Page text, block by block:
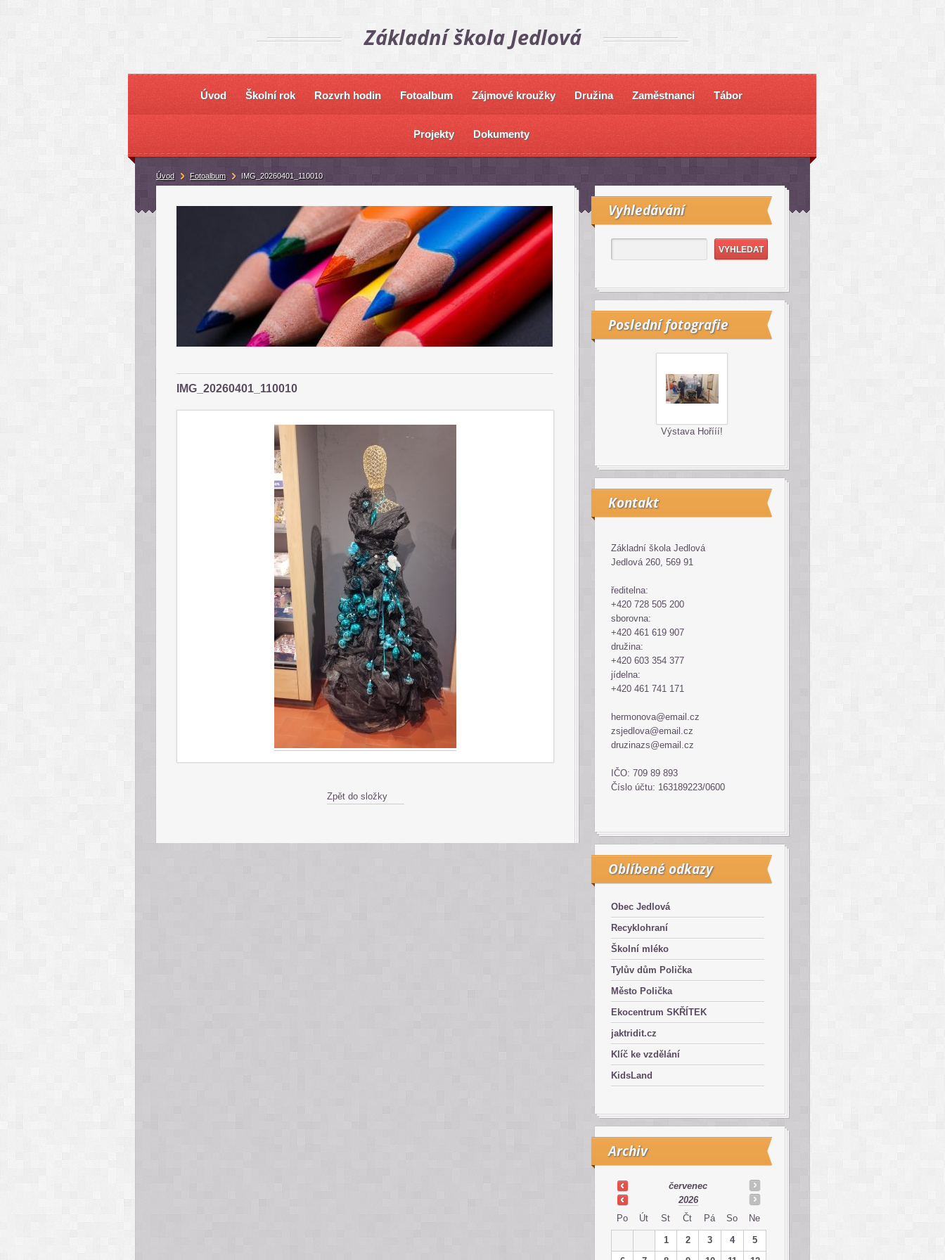
Základní škola Jedlová
Úvod Školní rok Rozvrh hodin Fotoalbum Zájmové kroužky Družina Zaměstnanci Tábor
Projekty Dokumenty
IMG_20260401_110010
Zpět do složky
Vyhledávání
Poslední fotografie
Výstava Hořííí!
Kontakt
Základní škola Jedlová
Jedlová 260, 569 91
ředitelna:
+420 728 505 200
sborovna:
+420 461 619 907
družina:
+420 603 354 377
jídelna:
+420 461 741 171
hermonova@email.cz
zsjedlova@email.cz
druzinazs@email.cz
IČO: 709 89 893
Číslo účtu: 163189223/0600
Oblíbené odkazy
Obec Jedlová
Recyklohraní
Školní mléko
Tylův dům Polička
Město Polička
Ekocentrum SKŘÍTEK
jaktridit.cz
Klíč ke vzdělání
KidsLand
Archiv
červenec
2026
Po
Út St Čt Pá So Ne
1 2 3 4
5
Úvod Fotoalbum IMG_20260401_110010